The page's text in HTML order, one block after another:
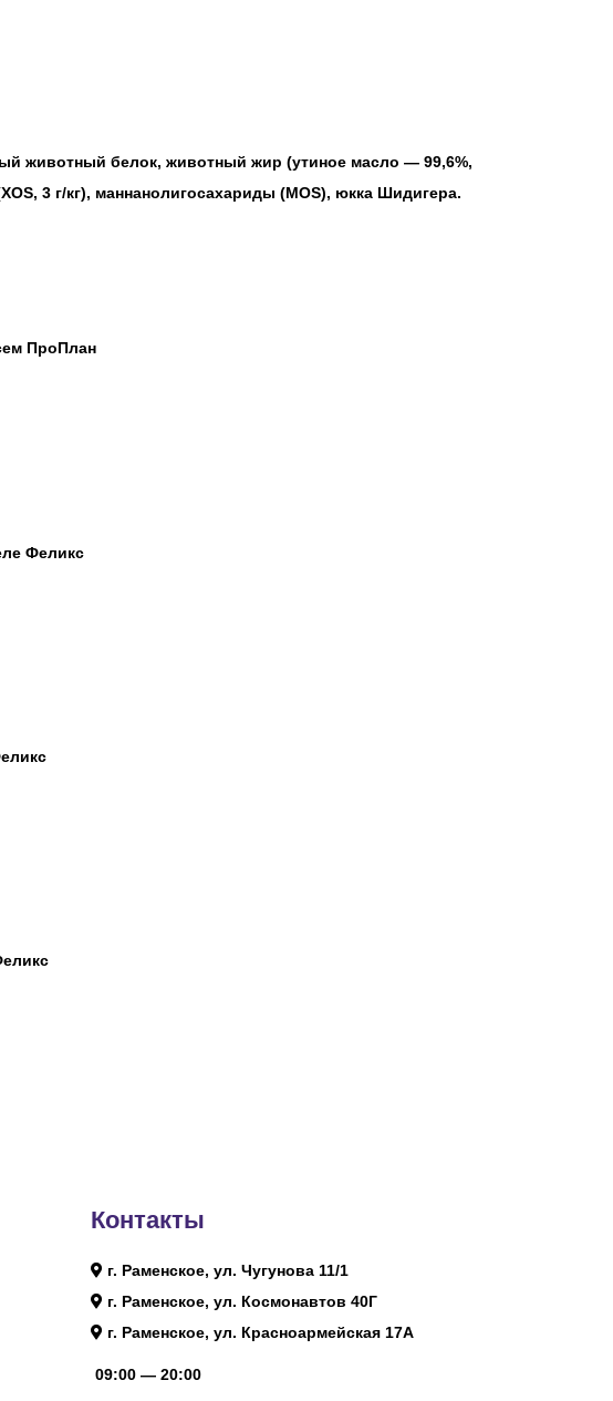
животный белок, животный жир (утиное масло — 99,6%,
3 г/кг), маннанолигосахариды (MOS), юкка Шидигера.
ПроПлан
Феликс
Контакты
г. Раменское, ул. Чугунова 11/1
г. Раменское, ул. Космонавтов 40Г
г. Раменское, ул. Красноармейская 17А
09:00 — 20:00